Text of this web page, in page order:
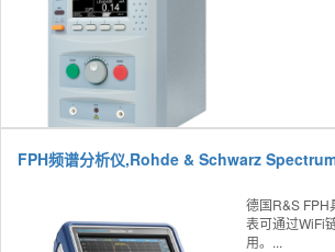
德国R&S FPH
表可通过WiFi
用。...